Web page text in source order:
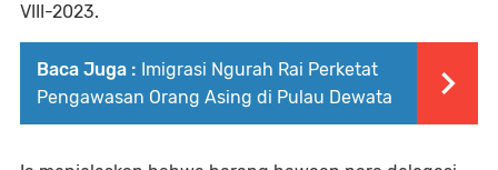
VIII-2023.
Baca Juga : Imigrasi Ngurah Rai Perketat
Pengawasan Orang Asing di Pulau Dewata